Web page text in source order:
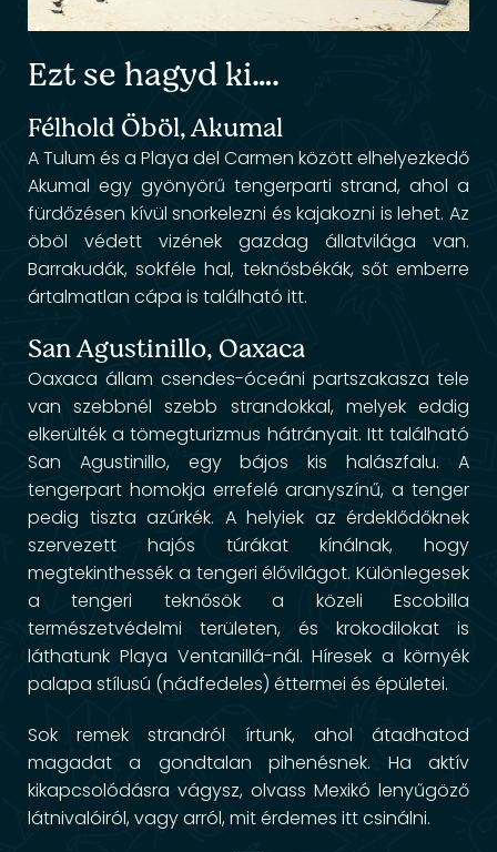
Ezt se hagyd ki….
Félhold Öböl, Akumal
A Tulum és a Playa del Carmen között elhelyezkedő
Akumal egy gyönyörű tengerparti strand, ahol a
fürdőzésen kívül snorkelezni és kajakozni is lehet. Az
öböl védett vizének gazdag állatvilága van.
Barrakudák, sokféle hal, teknősbékák, sőt emberre
ártalmatlan cápa is található itt.
San Agustinillo, Oaxaca
Oaxaca állam csendes-óceáni partszakasza tele
van szebbnél szebb strandokkal, melyek eddig
elkerülték a tömegturizmus hátrányait. Itt található
San Agustinillo, egy bájos kis halászfalu. A
tengerpart homokja errefelé aranyszínű, a tenger
pedig tiszta azúrkék. A helyiek az érdeklődőknek
szervezett hajós túrákat kínálnak, hogy
megtekinthessék a tengeri élővilágot. Különlegesek
a tengeri teknősök a közeli Escobilla
természetvédelmi területen, és krokodilokat is
láthatunk Playa Ventanillá-nál. Híresek a környék
palapa stílusú (nádfedeles) éttermei és épületei.
Sok remek strandról írtunk, ahol átadhatod
magadat a gondtalan pihenésnek. Ha aktív
kikapcsolódásra vágysz, olvass Mexikó lenyűgöző
látnivalóiról, vagy arról, mit érdemes itt csinálni.